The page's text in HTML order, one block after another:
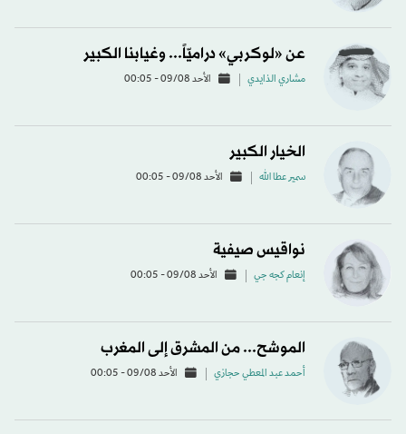
عن «لوكربي» دراميّاً... وغيابنا الكبير
مشاري الذايدي الأحد 09/08 - 00:05
الخيار الكبير
سمير عطا الله الأحد 09/08 - 00:05
نواقيس صيفية
إنعام كجه جي الأحد 09/08 - 00:05
الموشح... من المشرق إلى المغرب
أحمد عبد المعطي حجازي الأحد 09/08 - 00:05